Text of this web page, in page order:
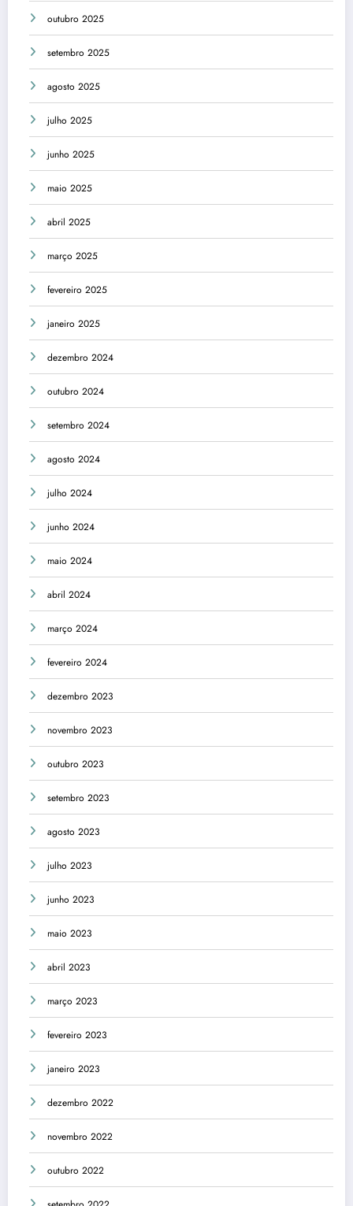
outubro 2025
setembro 2025
agosto 2025
julho 2025
junho 2025
maio 2025
abril 2025
março 2025
fevereiro 2025
janeiro 2025
dezembro 2024
outubro 2024
setembro 2024
agosto 2024
julho 2024
junho 2024
maio 2024
abril 2024
março 2024
fevereiro 2024
dezembro 2023
novembro 2023
outubro 2023
setembro 2023
agosto 2023
julho 2023
junho 2023
maio 2023
abril 2023
março 2023
fevereiro 2023
janeiro 2023
dezembro 2022
novembro 2022
outubro 2022